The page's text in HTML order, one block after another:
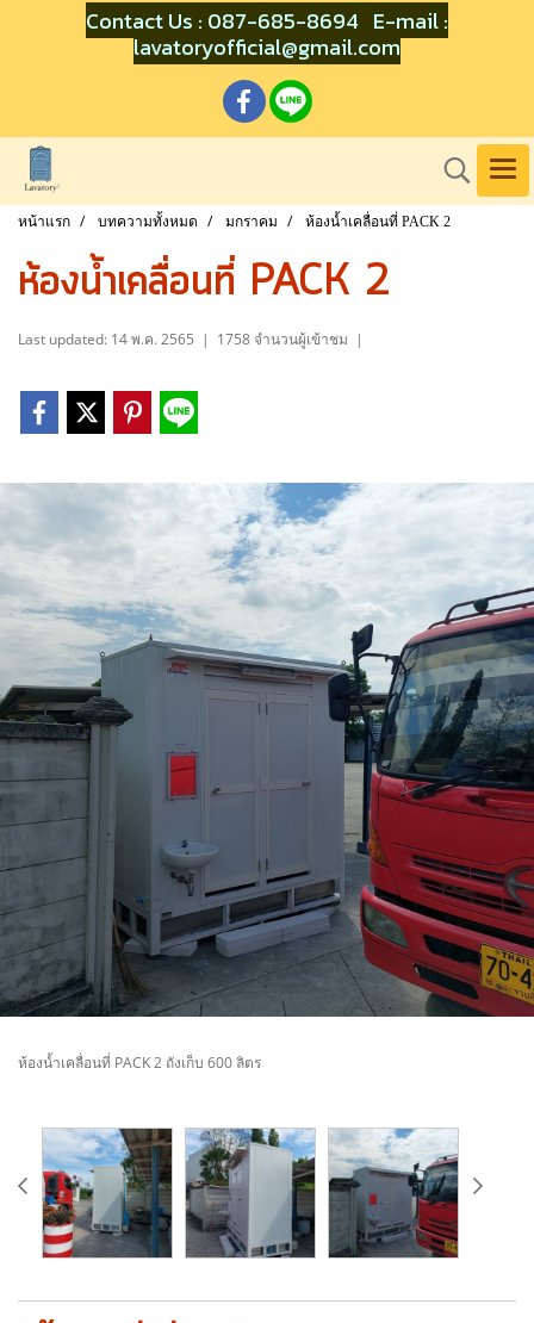
Contact Us : 087-685-8694 E-mail :
lavatoryofficial@gmail.com
หน้าแรก บทความทั้งหมด มกราคม ห้องน้ำเคลื่อนที่ PACK 2
ห้องน้ำเคลื่อนที่ PACK 2
Last updated: 14 พ.ค. 2565 | 1758 จำนวนผู้เข้าชม |
ห้องน้ำเคลื่อนที่ PACK 2 ถังเก็บ 600 ลิตร